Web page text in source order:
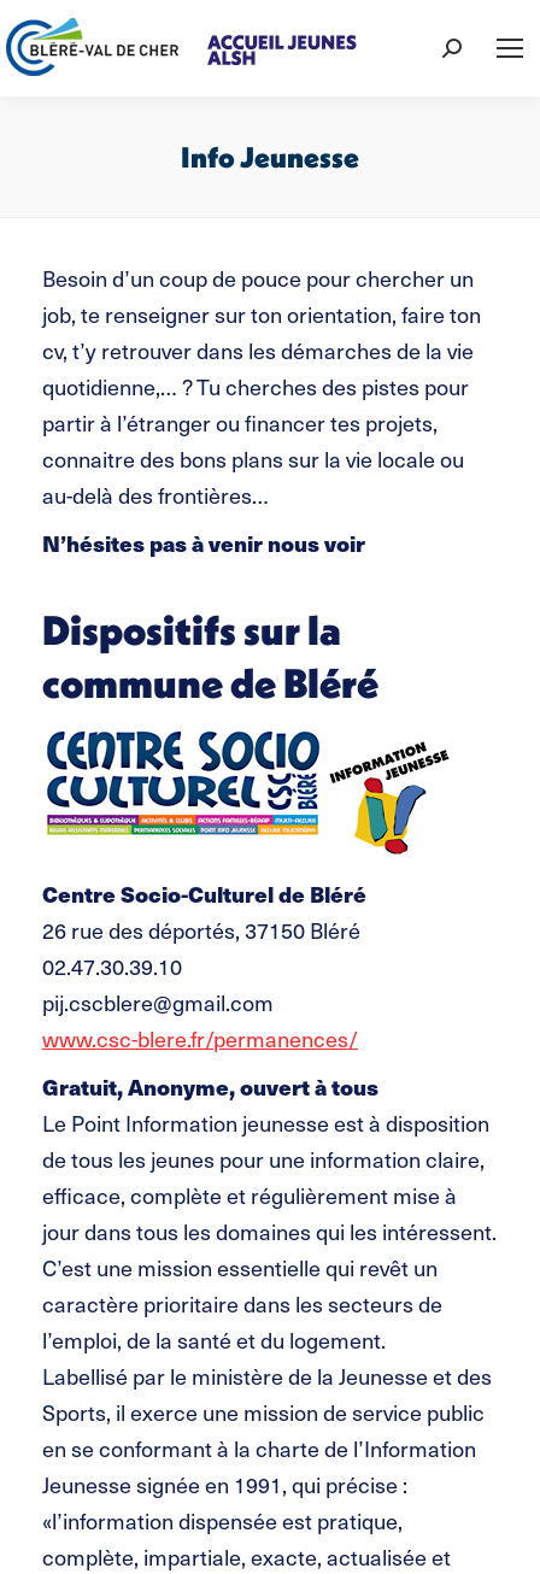
Recherche
Info Jeunesse
Besoin d’un coup de pouce pour chercher un
job, te renseigner sur ton orientation, faire ton
cv, t’y retrouver dans les démarches de la vie
quotidienne,… ? Tu cherches des pistes pour
partir à l’étranger ou financer tes projets,
connaitre des bons plans sur la vie locale ou
au-delà des frontières…
N’hésites pas à venir nous voir
Dispositifs sur la
commune de Bléré
Centre Socio-Culturel de Bléré
26 rue des déportés, 37150 Bléré
02.47.30.39.10
pij.cscblere@gmail.com
www.csc-blere.fr/permanences/
Gratuit, Anonyme, ouvert à tous
Le Point Information jeunesse est à disposition
de tous les jeunes pour une information claire,
efficace, complète et régulièrement mise à
jour dans tous les domaines qui les intéressent.
C’est une mission essentielle qui revêt un
caractère prioritaire dans les secteurs de
l’emploi, de la santé et du logement.
Labellisé par le ministère de la Jeunesse et des
Sports, il exerce une mission de service public
en se conformant à la charte de l’Information
Jeunesse signée en 1991, qui précise :
«l’information dispensée est pratique,
complète, impartiale, exacte, actualisée et